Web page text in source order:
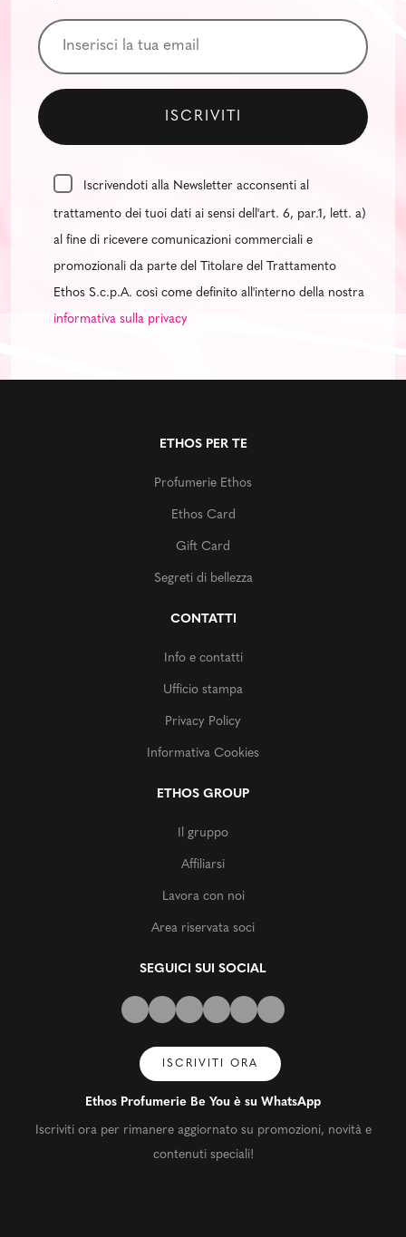
Iscrivendoti alla Newsletter acconsenti al
trattamento dei tuoi dati ai sensi dell'art. 6, par.1, lett. a)
al fine di ricevere comunicazioni commerciali e
promozionali da parte del Titolare del Trattamento
Ethos S.c.p.A. così come definito all'interno della nostra
informativa sulla privacy
ETHOS PER TE
Profumerie Ethos
Ethos Card
Gift Card
Segreti di bellezza
CONTATTI
Info e contatti
Ufficio stampa
Privacy Policy
Informativa Cookies
ETHOS GROUP
Il gruppo
Affiliarsi
Lavora con noi
Area riservata soci
SEGUICI SUI SOCIAL
ISCRIVITI ORA
Ethos Profumerie Be You è su WhatsApp
Iscriviti ora per rimanere aggiornato su promozioni, novità e
contenuti speciali!